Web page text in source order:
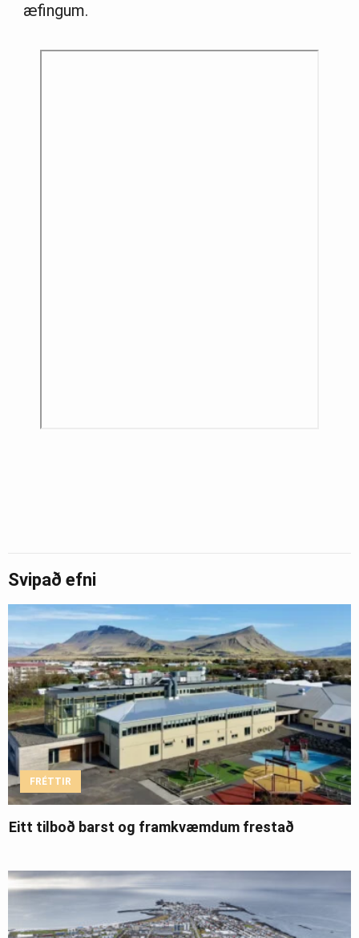
æfingum.
Svipað efni
FRÉTTIR
Eitt tilboð barst og framkvæmdum frestað